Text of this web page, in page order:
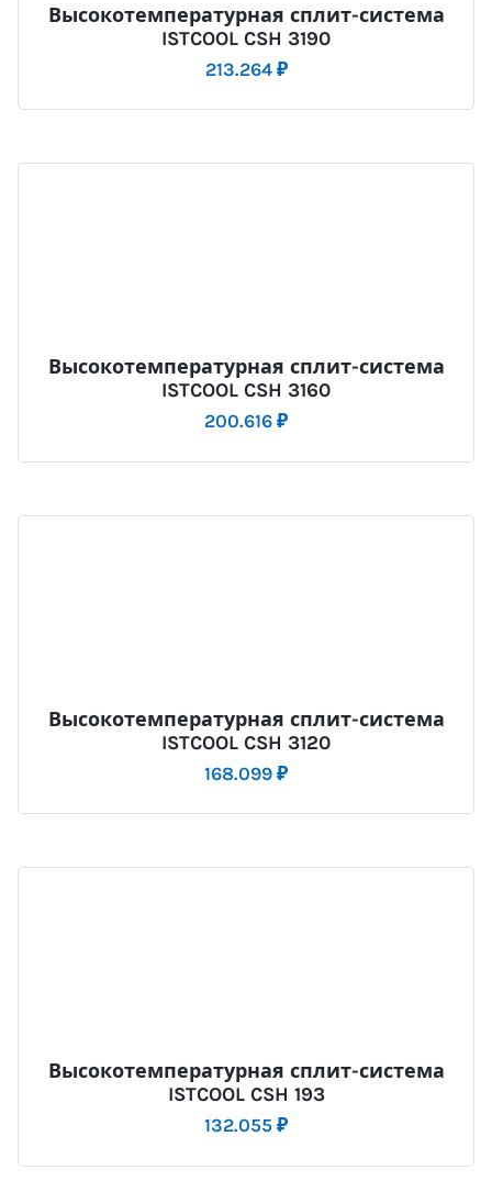
Высокотемпературная сплит-система
ISTCOOL CSH 3190
213.264 ₽
Высокотемпературная сплит-система
ISTCOOL CSH 3160
200.616 ₽
Высокотемпературная сплит-система
ISTCOOL CSH 3120
168.099 ₽
Высокотемпературная сплит-система
ISTCOOL CSH 193
132.055 ₽